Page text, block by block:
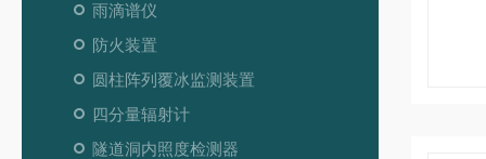
雨滴谱仪
防火装置
圆柱阵列覆冰监测装置
四分量辐射计
隧道洞内照度检测器